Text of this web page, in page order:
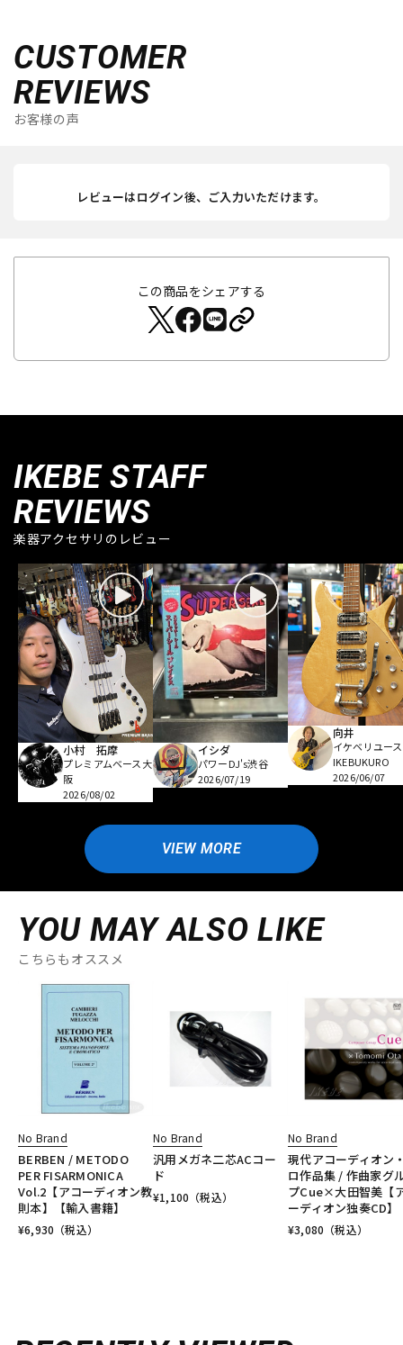
CUSTOMER
REVIEWS
お客様の声
レビューはログイン後、ご入力いただけます。
この商品をシェアする
IKEBE STAFF
REVIEWS
楽器アクセサリのレビュー
小村 拓摩
プレミアムベース大
阪
2026/08/02
イシダ
パワーDJ's渋谷
2026/07/19
向井
イケベリユース
IKEBUKURO
2026/06/07
VIEW MORE
YOU MAY ALSO LIKE
こちらもオススメ
No Brand
BERBEN / METODO
PER FISARMONICA
Vol.2【アコーディオン教
則本】【輸入書籍】
¥6,930 （税込）
No Brand
汎用メガネ二芯ACコー
ド
¥1,100 （税込）
No Brand
現代アコーディオン
ロ作品集 / 作曲家グ
プCue×大田智美【
ーディオン独奏CD】
¥3,080 （税込）